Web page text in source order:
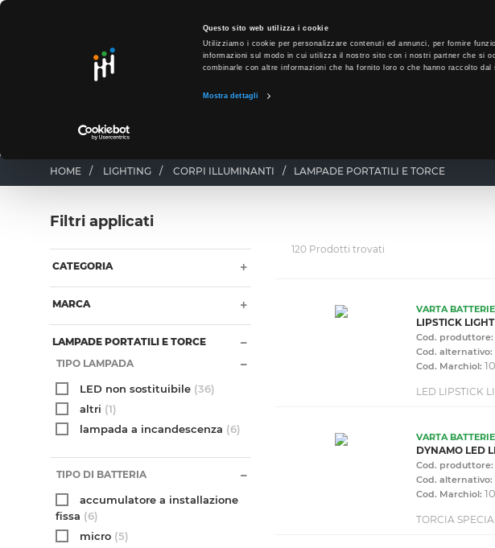
Questo sito web utilizza i cookie
Utilizziamo i cookie per personalizzare contenuti ed annunci, per fornire
informazioni sul modo in cui utilizza il nostro sito con i nostri partner che si
combinarle con altre informazioni che ha fornito loro o che hanno raccolto
Mostra dettagli
text.skipToContent
text.skipToNavigation
PRODOTTI
HOME / LIGHTING / CORPI ILLUMINANTI / LAMPADE PORTATILI E TORCE
Filtri applicati
CATEGORIA
MARCA
LAMPADE PORTATILI E TORCE
TIPO LAMPADA
LED non sostituibile (36)
altri (1)
lampada a incandescenza (6)
TIPO DI BATTERIA
accumulatore a installazione
fissa (6)
micro (5)
120 Prodotti trovati
VARTA BATTERIE
LIPSTICK
Cod. produttore:
Cod. alternativo:
Cod. Marchiol:
LED LIPSTICK
VARTA BATTERIE
DYNAMO LED
Cod. produttore:
Cod. alternativo:
Cod. Marchiol:
TORCIA